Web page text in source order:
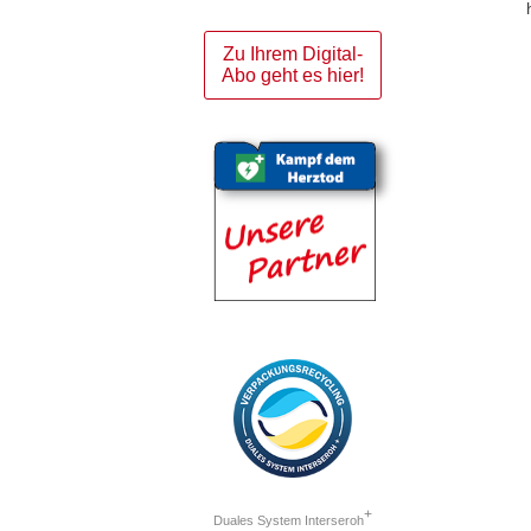
Zu Ihrem Digital-
Abo geht es hier!
Duales System Interseroh+